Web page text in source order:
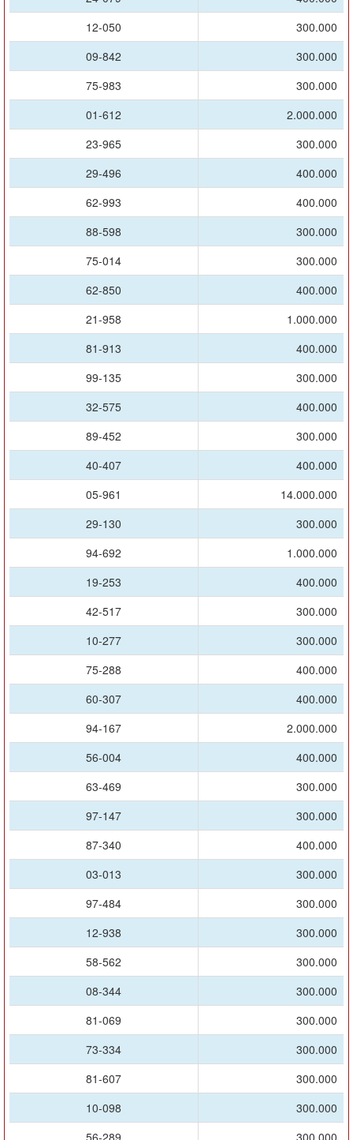
12-050
300.000
09-842
300.000
75-983
300.000
01-612
2.000.000
23-965
300.000
29-496
400.000
62-993
400.000
88-598
300.000
75-014
300.000
62-850
400.000
21-958
1.000.000
81-913
400.000
99-135
300.000
32-575
400.000
89-452
300.000
40-407
400.000
05-961
14.000.000
29-130
300.000
94-692
1.000.000
19-253
400.000
42-517
300.000
10-277
300.000
75-288
400.000
60-307
400.000
94-167
2.000.000
56-004
400.000
63-469
300.000
97-147
300.000
87-340
400.000
03-013
300.000
97-484
300.000
12-938
300.000
58-562
300.000
08-344
300.000
81-069
300.000
73-334
300.000
81-607
300.000
10-098
300.000
56-289
300.000